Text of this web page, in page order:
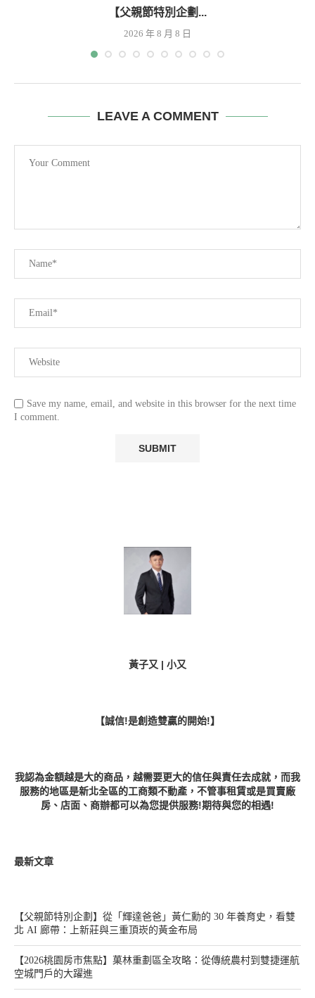
【父親節特別企劃...
2026 年 8 月 8 日
LEAVE A COMMENT
Save my name, email, and website in this browser for the next time
I comment.
黃子又 | 小又
【誠信!是創造雙贏的開始!】
我認為金額越是大的商品，越需要更大的信任與責任去成就，而我
服務的地區是新北全區的工商類不動產，不管事租賃或是買賣廠
房、店面、商辦都可以為您提供服務!期待與您的相遇!
最新文章
【父親節特別企劃】從「輝達爸爸」黃仁勳的 30 年養育史，看雙
北 AI 廊帶：上新莊與三重頂崁的黃金布局
【2026桃園房市焦點】菓林重劃區全攻略：從傳統農村到雙捷運航
空城門戶的大躍進